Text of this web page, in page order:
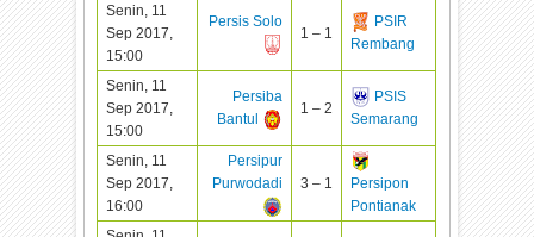
Senin, 11
Sep 2017,
15:00
Persis Solo
1 – 1
PSIR
Rembang
Senin, 11
Sep 2017,
15:00
Persiba
Bantul
1 – 2
PSIS
Semarang
Senin, 11
Sep 2017,
16:00
Persipur
Purwodadi
3 – 1
Persipon
Pontianak